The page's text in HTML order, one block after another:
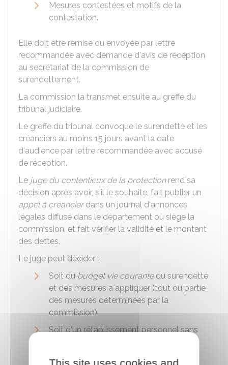
Mesures contestées et motifs de la
contestation.
Elle doit être remise ou envoyée par lettre
recommandée avec demande d'avis de réception
au secrétariat de la commission de
surendettement.
La commission la transmet ensuite au greffe du
tribunal judiciaire.
Le greffe du tribunal convoque le surendetté et les
créanciers au moins 15 jours avant la date
d'audience par lettre recommandée avec accusé
de réception.
Le juge du contentieux de la protectionrend sa
décision après avoir, s'il le souhaite, fait publier un
appel à créancierdans un journal d'annonces
légales diffusé dans le département où siège la
commission, et fait vérifier la validité et le montant
des dettes.
Le juge peut décider :
Soit du budget vie courantedu surendetté
et des mesures à appliquer (tout ou partie
des mesures déterminées par la
commission)
Soit d'un rétablissement personnelsans